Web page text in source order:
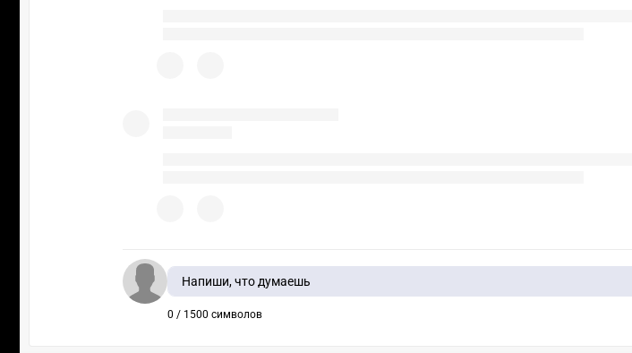
Напиши, что думаешь
0 / 1500 символов